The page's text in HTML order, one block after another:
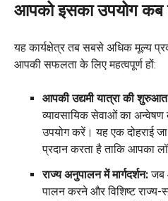
आपको इसका उपयोग कब
यह कार्यक्षेत्र तब सबसे अधिक मूल्य
आपकी सफलता के लिए महत्वपूर्ण हों:
आपकी उद्यमी यात्रा की
व्यावसायिक सेवाओं का अन्वेषण
उपयोग करें। यह एक दोहराई
प्रदान करता है ताकि आपका
राज्य अनुपालन में मार्गदर्शन:जब
पालन करने और विशिष्ट राज्य-